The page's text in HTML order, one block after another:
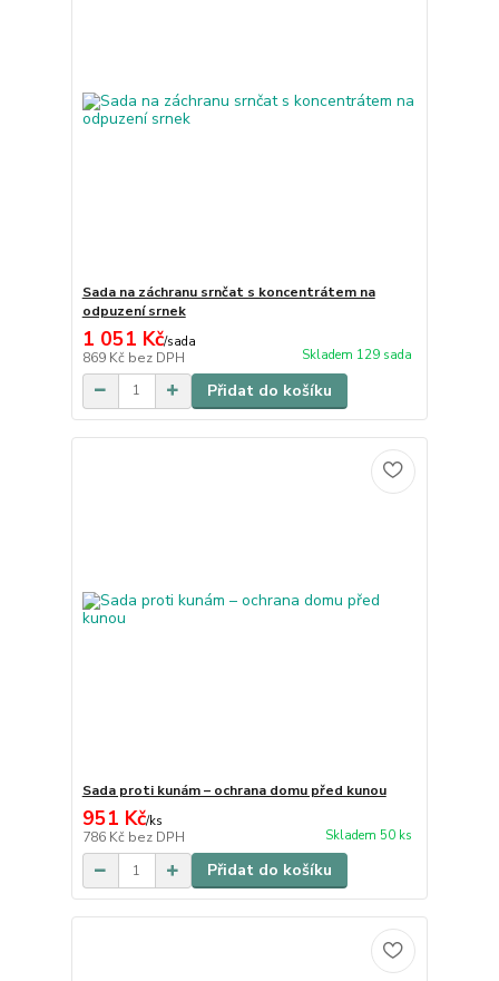
Sada na záchranu srnčat s koncentrátem na
odpuzení srnek
1 051 Kč/sada
869 Kč bez DPH Skladem 129 sada
Přidat do košíku
Sada proti kunám – ochrana domu před kunou
951 Kč/ks
786 Kč bez DPH Skladem 50 ks
Přidat do košíku